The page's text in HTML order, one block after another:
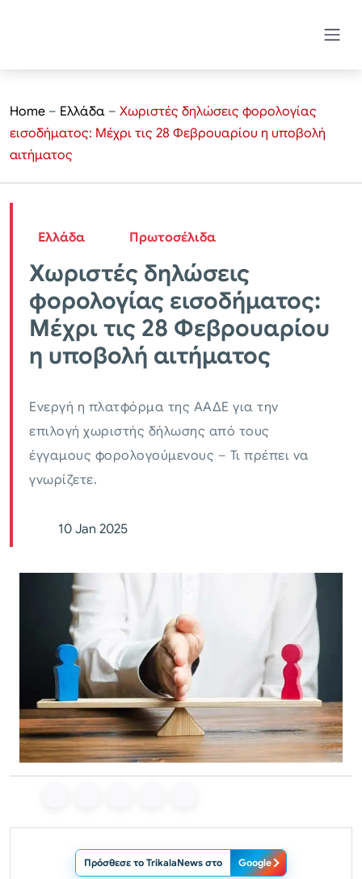
Home – Ελλάδα – Χωριστές δηλώσεις φορολογίας
εισοδήματος: Μέχρι τις 28 Φεβρουαρίου η υποβολή
αιτήματος
Ελλάδα Πρωτοσέλιδα
Χωριστές δηλώσεις
φορολογίας εισοδήματος:
Μέχρι τις 28 Φεβρουαρίου
η υποβολή αιτήματος
Ενεργή η πλατφόρμα της ΑΑΔΕ για την
επιλογή χωριστής δήλωσης από τους
έγγαμους φορολογούμενους – Τι πρέπει να
γνωρίζετε.
10 Jan 2025
Πρόσθεσε το TrikalaNews στο Google